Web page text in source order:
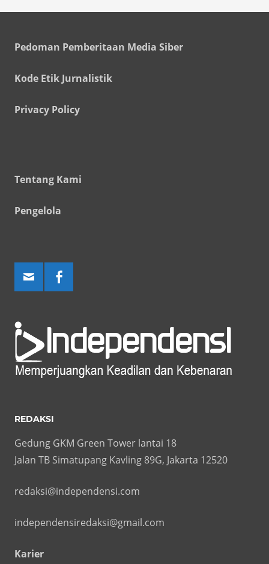
Pedoman Pemberitaan Media Siber
Kode Etik Jurnalistik
Privacy Policy
Tentang Kami
Pengelola
REDAKSI
Gedung GKM Green Tower lantai 18
Jalan TB Simatupang Kavling 89G, Jakarta 12520
redaksi@independensi.com
independensiredaksi@gmail.com
Karier